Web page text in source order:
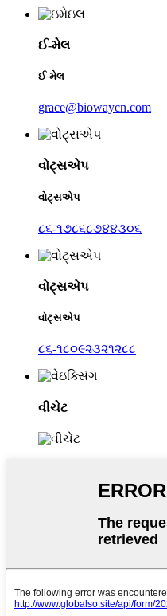
ઈ-મેલ
ઈ-મેલ
grace@biowaycn.com
વોટ્સએપ
વોટ્સએપ
૮૬-૧૭૮૬૮૭૪૪૩૦૬
વોટ્સએપ
વોટ્સએપ
૮૬-૧૮૦૯૨૩૨૧૨૮૮
વીચેટ